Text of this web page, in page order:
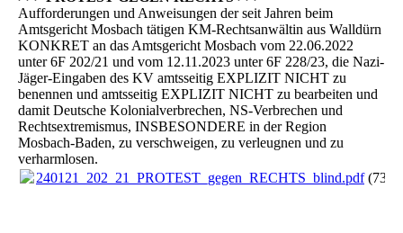
Aufforderungen und Anweisungen der seit Jahren beim
Amtsgericht Mosbach tätigen KM-Rechtsanwältin aus Walldürn
KONKRET an das Amtsgericht Mosbach vom 22.06.2022
unter 6F 202/21 und vom 12.11.2023 unter 6F 228/23, die Nazi-
Jäger-Eingaben des KV amtsseitig EXPLIZIT NICHT zu
benennen und amtsseitig EXPLIZIT NICHT zu bearbeiten und
damit Deutsche Kolonialverbrechen, NS-Verbrechen und
Rechtsextremismus, INSBESONDERE in der Region
Mosbach-Baden, zu verschweigen, zu verleugnen und zu
verharmlosen.
240121_202_21_PROTEST_gegen_RECHTS_blind.pdf